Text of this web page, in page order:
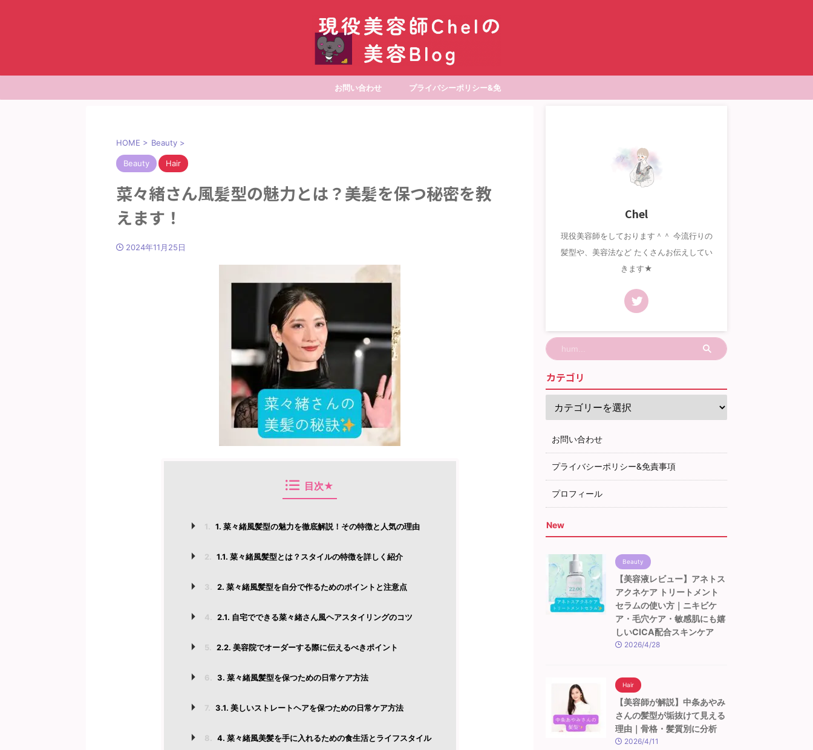
お問い合わせ プライバシーポリシー&免
HOME > Beauty >
Beauty Hair
菜々緒さん風髪型の魅力とは？美髪を保つ秘密を教
えます！
2024年11月25日
目次★
1. 1. 菜々緒風髪型の魅力を徹底解説！その特徴と人気の理由
2. 1.1. 菜々緒風髪型とは？スタイルの特徴を詳しく紹介
3. 2. 菜々緒風髪型を自分で作るためのポイントと注意点
4. 2.1. 自宅でできる菜々緒さん風ヘアスタイリングのコツ
5. 2.2. 美容院でオーダーする際に伝えるべきポイント
6. 3. 菜々緒風髪型を保つための日常ケア方法
7. 3.1. 美しいストレートヘアを保つための日常ケア方法
8. 4. 菜々緒風美髪を手に入れるための食生活とライフスタイル
Chel
現役美容師をしております＾＾ 今流行りの
髪型や、美容法など たくさんお伝えしてい
きます★
カテゴリ
お問い合わせ
プライバシーポリシー&免責事項
プロフィール
New
Beauty
【美容液レビュー】アネトス
アクネケア トリートメント
セラムの使い方｜ニキビケ
ア・毛穴ケア・敏感肌にも嬉
しいCICA配合スキンケア
2026/4/28
Hair
【美容師が解説】中条あやみ
さんの髪型が垢抜けて見える
理由｜骨格・髪質別に分析
2026/4/11